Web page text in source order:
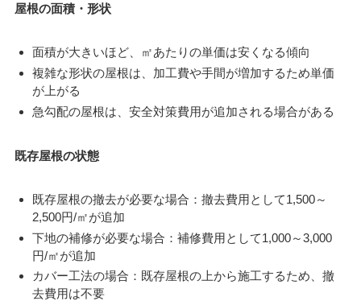
屋根の面積・形状
面積が大きいほど、㎡あたりの単価は安くなる傾向
複雑な形状の屋根は、加工費や手間が増加するため単価
が上がる
急勾配の屋根は、安全対策費用が追加される場合がある
既存屋根の状態
既存屋根の撤去が必要な場合：撤去費用として1,500～
2,500円/㎡が追加
下地の補修が必要な場合：補修費用として1,000～3,000
円/㎡が追加
カバー工法の場合：既存屋根の上から施工するため、撤
去費用は不要